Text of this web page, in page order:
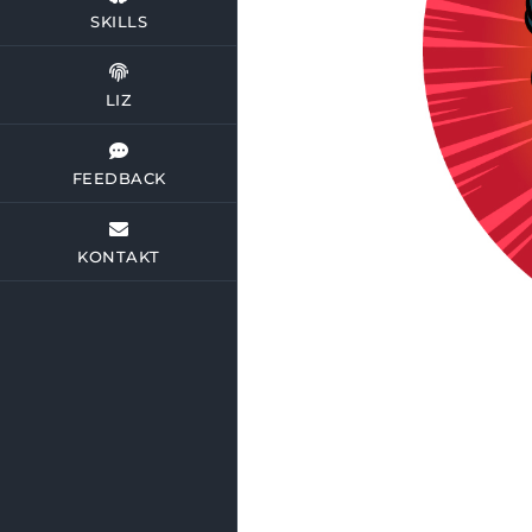
SKILLS
LIZ
FEEDBACK
KONTAKT